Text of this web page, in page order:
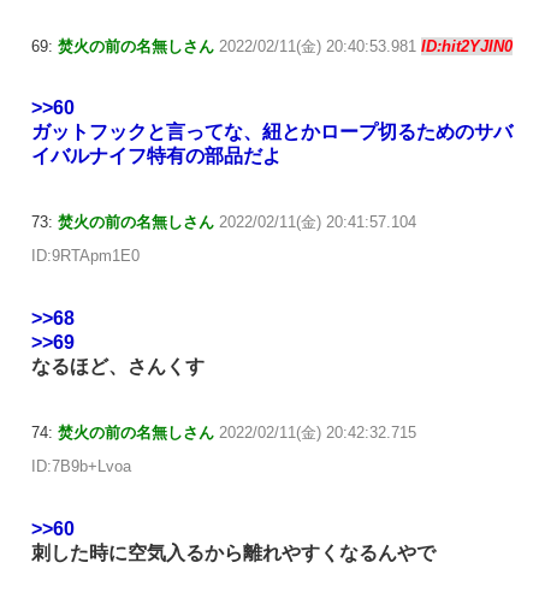
69: 焚火の前の名無しさん 2022/02/11(金) 20:40:53.981 ID:hit2YJIN0
>>60
ガットフックと言ってな、紐とかロープ切るためのサバ
イバルナイフ特有の部品だよ
73: 焚火の前の名無しさん 2022/02/11(金) 20:41:57.104
ID:9RTApm1E0
>>68
>>69
なるほど、さんくす
74: 焚火の前の名無しさん 2022/02/11(金) 20:42:32.715
ID:7B9b+Lvoa
>>60
刺した時に空気入るから離れやすくなるんやで